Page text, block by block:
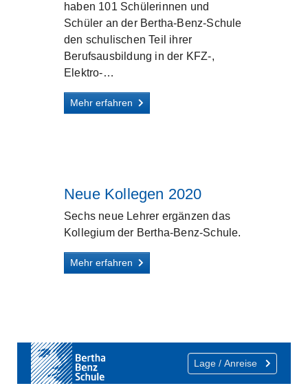
haben 101 Schülerinnen und
Schüler an der Bertha-Benz-Schule
den schulischen Teil ihrer
Berufsausbildung in der KFZ-,
Elektro-…
Mehr erfahren
Neue Kollegen 2020
Sechs neue Lehrer ergänzen das
Kollegium der Bertha-Benz-Schule.
Mehr erfahren
Lage / Anreise